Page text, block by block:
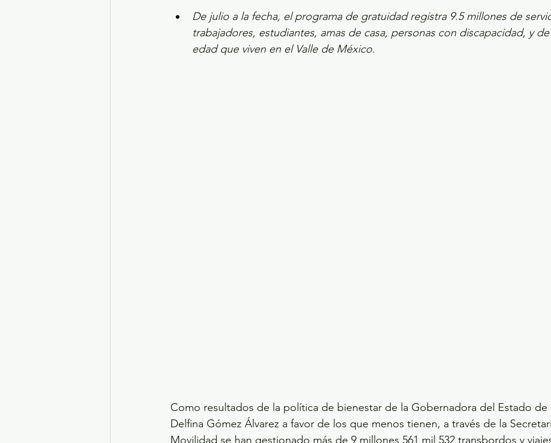
De julio a la fecha, el programa de gratuidad registra 9.5 millones de
trabajadores, estudiantes, amas de casa, personas con discapacidad, y
edad que viven en el Valle de México.
Como resultados de la política de bienestar de la Gobernadora del Estado de
Delfina Gómez Álvarez a favor de los que menos tienen, a través de la
Movilidad se han gestionado más de 9 millones 561 mil 532 transbordos y